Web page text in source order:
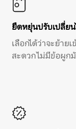
ยืดหยุ่นปรับเปลี่ยน
เลือกได้ว่าจะย้าย
สะดวก ไม่มีข้อผูก